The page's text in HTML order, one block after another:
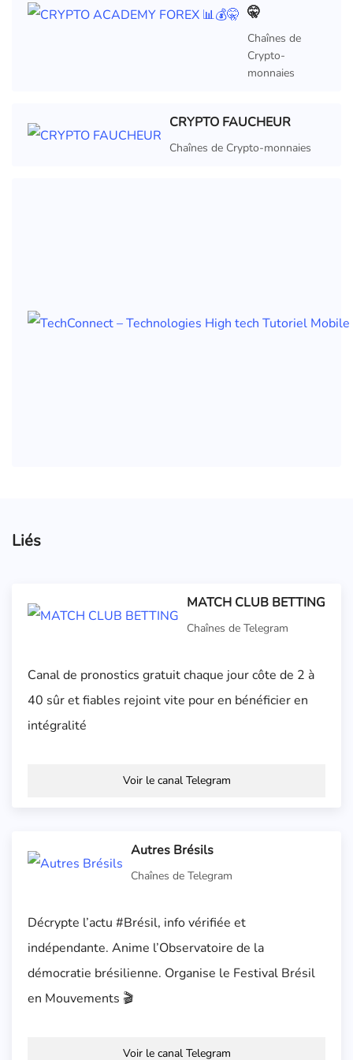
🤫
Chaînes de
Crypto-
monnaies
CRYPTO FAUCHEUR
Chaînes de Crypto-monnaies
Liés
MATCH CLUB BETTING
Chaînes de Telegram
Canal de pronostics gratuit chaque jour côte de 2 à
40 sûr et fiables rejoint vite pour en bénéficier en
intégralité
Voir le canal Telegram
Autres Brésils
Chaînes de Telegram
Décrypte l’actu #Brésil, info vérifiée et
indépendante. Anime l’Observatoire de la
démocratie brésilienne. Organise le Festival Brésil
en Mouvements 🎬
Voir le canal Telegram